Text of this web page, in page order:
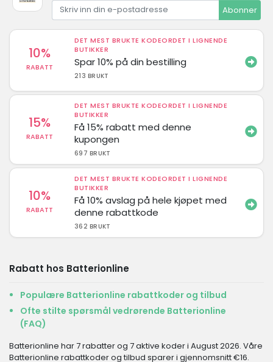
Abonner
10%
RABATT
DET MEST BRUKTE KODEORDET I LIGNENDE
BUTIKKER
Spar 10% på din bestilling
213 BRUKT
15%
RABATT
DET MEST BRUKTE KODEORDET I LIGNENDE
BUTIKKER
Få 15% rabatt med denne
kupongen
697 BRUKT
10%
RABATT
DET MEST BRUKTE KODEORDET I LIGNENDE
BUTIKKER
Få 10% avslag på hele kjøpet med
denne rabattkode
362 BRUKT
Rabatt hos Batterionline
Populære Batterionline rabattkoder og tilbud
Ofte stilte spørsmål vedrørende Batterionline
(FAQ)
Batterionline har 7 rabatter og 7 aktive koder i August 2026. Våre
Batterionline rabattkoder og tilbud sparer i gjennomsnitt €16.